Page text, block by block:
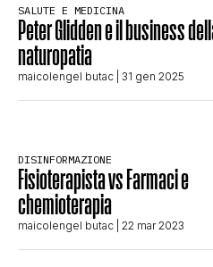
COMPLOTTI,
EVERGREEN
TRUFFE E SOCIAL
SALUTE E MEDICINA
Peter Glidden e il business
naturopatia
maicolengel butac | 31 gen 2025
DISINFORMAZIONE
Fisioterapista vs Farmaci e
chemioterapia
maicolengel butac | 22 mar 2023